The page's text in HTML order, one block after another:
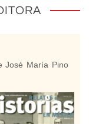
José María Pino